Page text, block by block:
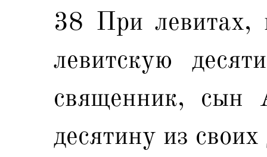
38 При левитах,
левитскую
священник, сын
десятину из